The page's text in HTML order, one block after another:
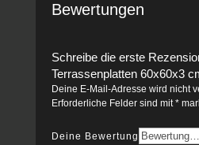
Bewertungen
Schreibe die erste
Terrassenplatten 60x60x3
Deine E-Mail-Adresse wird nicht
Erforderliche Felder sind mit*
Deine Bewertung